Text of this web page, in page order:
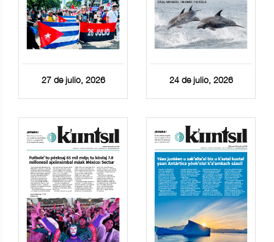
27 de julio, 2026 24 de julio, 2026